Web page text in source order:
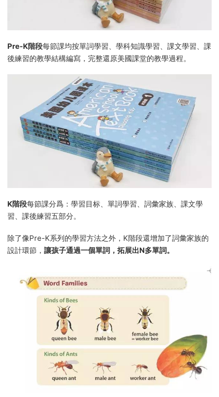
Pre-K階段每節課均按單詞學習、學科知識學習、課文學習、課
後練習的教學結構編寫，完整還原美國課堂的教學過程。
K階段每節課分爲：學習目标、單詞學習、詞彙家族、課文學
習、課後練習五部分。
除了像Pre-K系列的學習方法之外，K階段還增加了詞彙家族的
設計環節， 讓孩子通過一個單詞，拓展出N多單詞。